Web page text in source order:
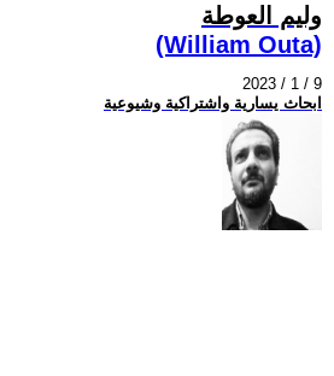
وليم العوطة
(William Outa)
2023 / 1 / 9
ابحاث يسارية واشتراكية وشيوعية